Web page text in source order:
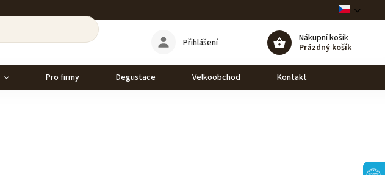
Nákupní košík
Prázdný košík
Přihlášení
Pro firmy Degustace Velkoobchod Kontakt